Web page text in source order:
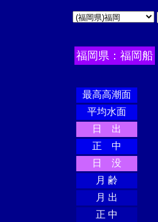
福岡県：福岡船
最高高潮面
平均水面
日 出
正 中
日 没
月 齢
月 出
正 中